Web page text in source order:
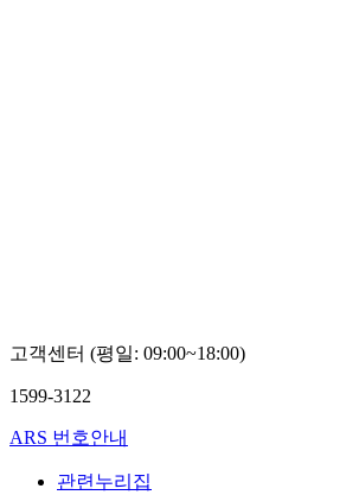
고객센터 (평일: 09:00~18:00)
1599-3122
ARS 번호안내
관련누리집